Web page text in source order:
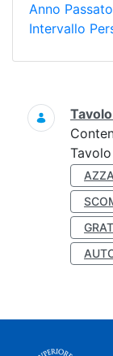
Anno Passato
Intervallo
Ricerca